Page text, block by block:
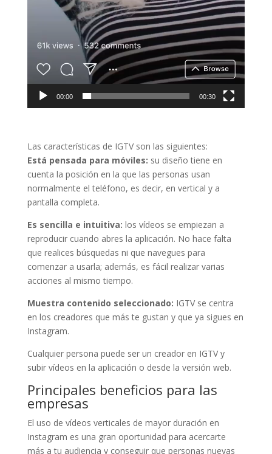
00:00 00:30
Las características de IGTV son las siguientes:
Está pensada para móviles: su diseño tiene en
cuenta la posición en la que las personas usan
normalmente el teléfono, es decir, en vertical y a
pantalla completa.
Es sencilla e intuitiva: los vídeos se empiezan a
reproducir cuando abres la aplicación. No hace falta
que realices búsquedas ni que navegues para
comenzar a usarla; además, es fácil realizar varias
acciones al mismo tiempo.
Muestra contenido seleccionado: IGTV se centra
en los creadores que más te gustan y que ya sigues en
Instagram.
Cualquier persona puede ser un creador en IGTV y
subir vídeos en la aplicación o desde la versión web.
Principales beneficios para las
empresas
El uso de vídeos verticales de mayor duración en
Instagram es una gran oportunidad para acercarte
más a tu audiencia y conseguir que personas nuevas